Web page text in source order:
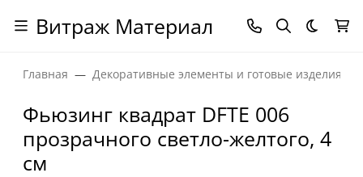
Витраж Материал Темная
Главная Декоративные элементы и готовые изделия
Фьюзинг квадрат DFTE 006
прозрачного светло-желтого, 4
см